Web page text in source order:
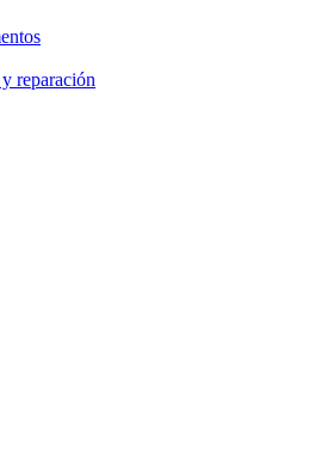
reparación